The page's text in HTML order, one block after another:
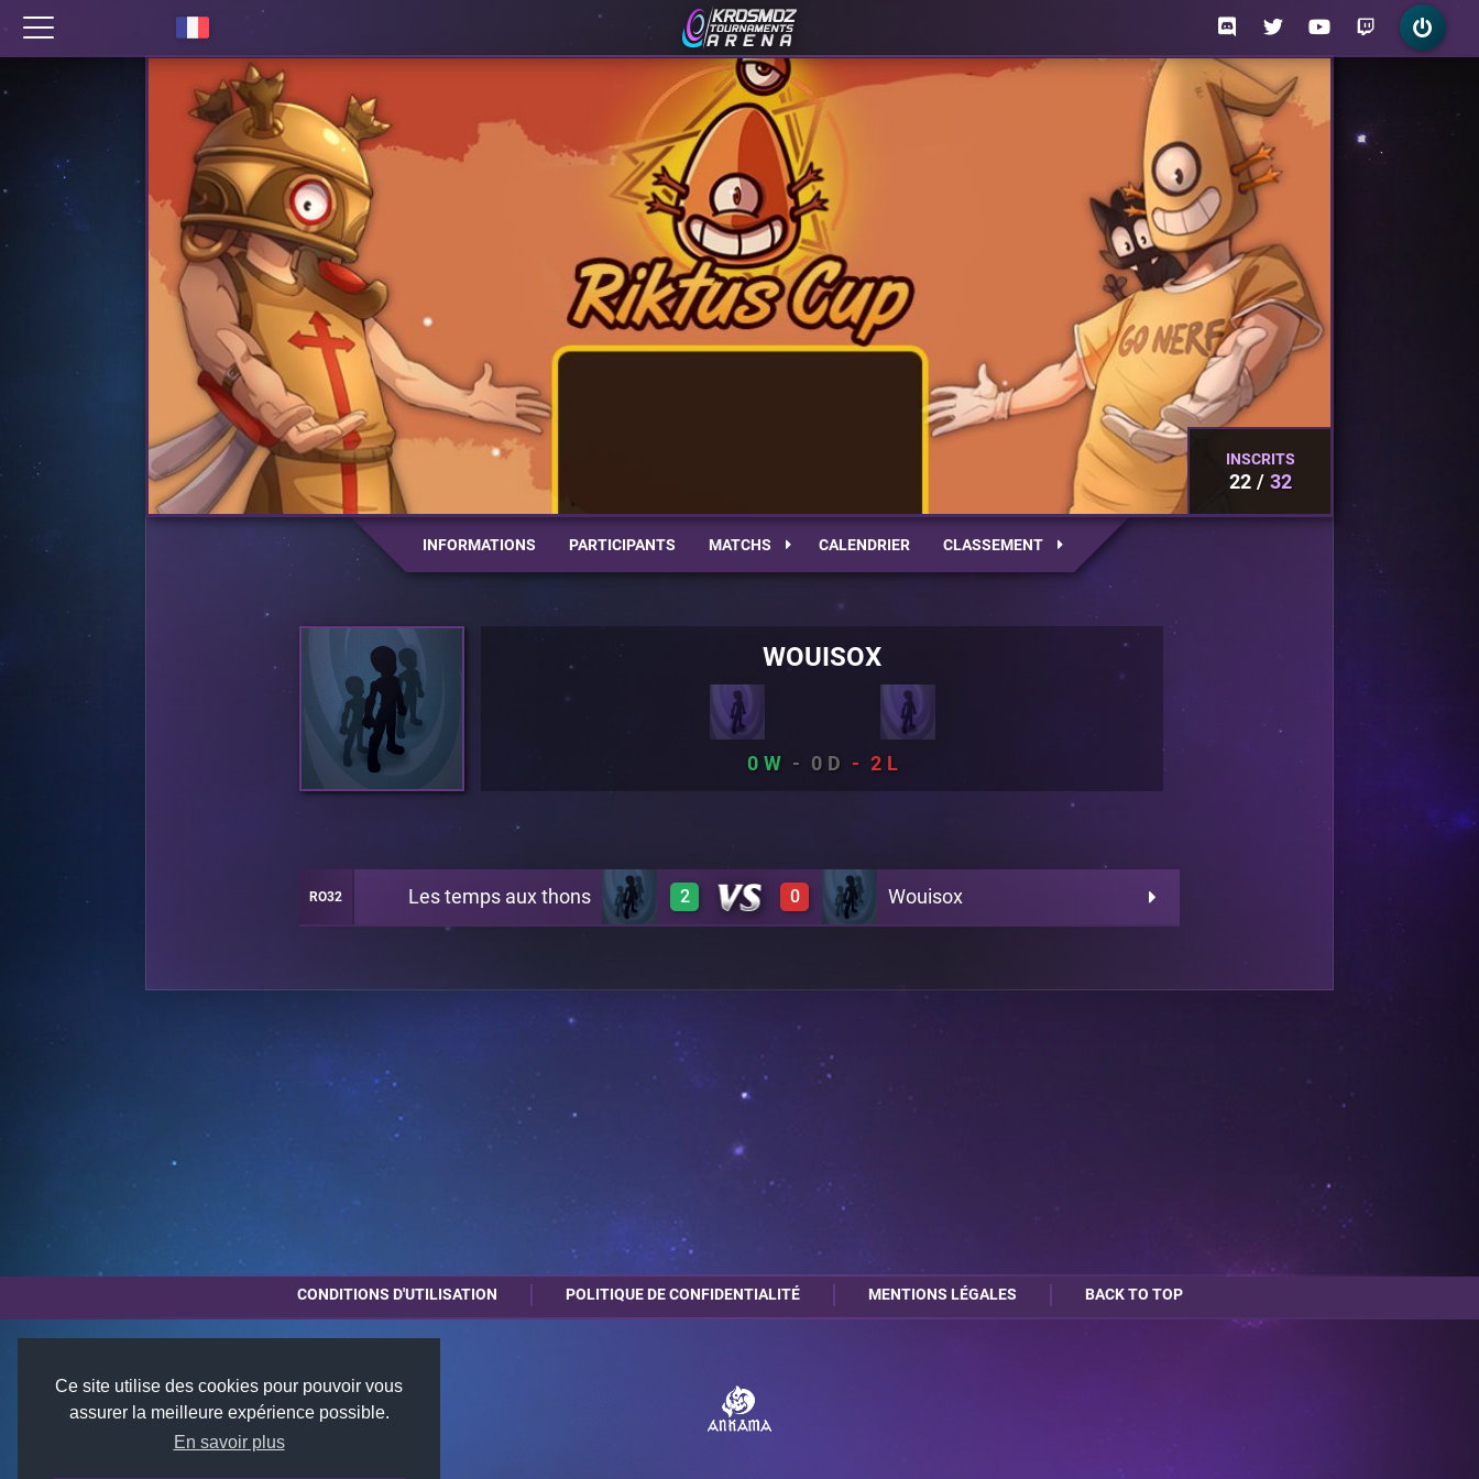
Ce site utilise des cookies pour pouvoir vous
assurer la meilleure expérience possible.
En savoir plus
INSCRITS
22 32
INFORMATIONS PARTICIPANTS MATCHS CALENDRIER CLASSEMENT
WOUISOX
0 0 2
RO32 Les temps aux thons 2 Wouisox
0
A17
CONDITIONS D'UTILISATION POLITIQUE DE CONFIDENTIALITÉ MENTIONS LÉGALES BACK TO TOP